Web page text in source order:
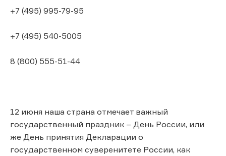
+7 (495) 995-79-95
+7 (495) 540-5005
8 (800) 555-51-44
12 июня наша страна отмечает важный
государственный праздник – День России, или
же День принятия Декларации о
государственном суверенитете России, как